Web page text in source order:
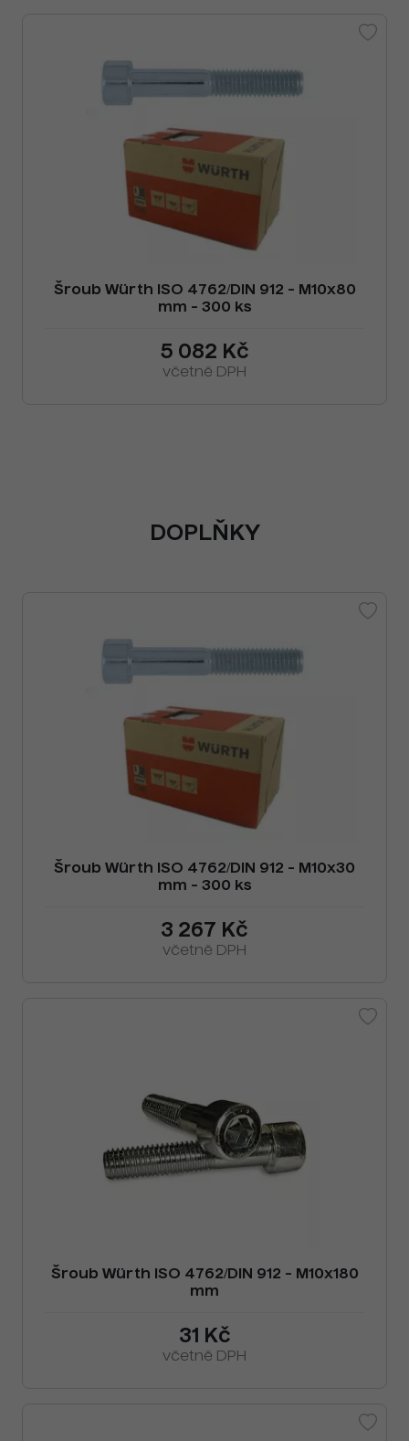
Šroub Würth ISO 4762/DIN 912 - M10x80
mm - 300 ks
5 082 Kč
včetně DPH
DOPLŇKY
Šroub Würth ISO 4762/DIN 912 - M10x30
mm - 300 ks
3 267 Kč
včetně DPH
Šroub Würth ISO 4762/DIN 912 - M10x180
mm
31 Kč
včetně DPH